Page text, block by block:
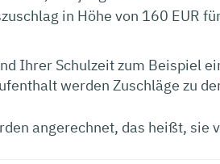
in Höhe von 160 EUR
Ihrer Schulzeit zum Beispiel
werden Zuschläge zu
angerechnet, das heißt, sie